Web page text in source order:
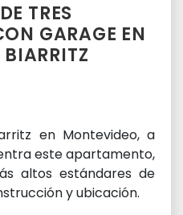
TRES
GARAGE EN
en Montevideo, a
este apartamento,
altos estándares de
y ubicación.